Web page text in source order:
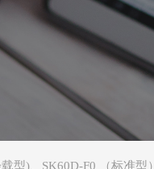
型)、SK60D-F0 （标准型）